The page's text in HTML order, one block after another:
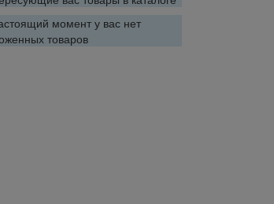
момент у вас нет
товаров